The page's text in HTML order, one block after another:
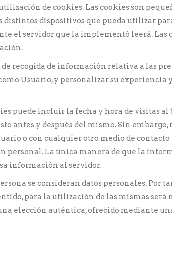
de cookies. Las cookies son
distintos dispositivos que pueda utilizar
el servidor que la implementó leerá. Las
recogida de información relativa a las
Usuario, y personalizar su experiencia
puede incluir la fecha y hora de visitas
antes y después del mismo. Sin
o con cualquier otro medio de
personal. La única manera de que la
información al servidor.
se consideran datos personales. Por
para la utilización de las mismas
elección auténtica, ofrecido mediante